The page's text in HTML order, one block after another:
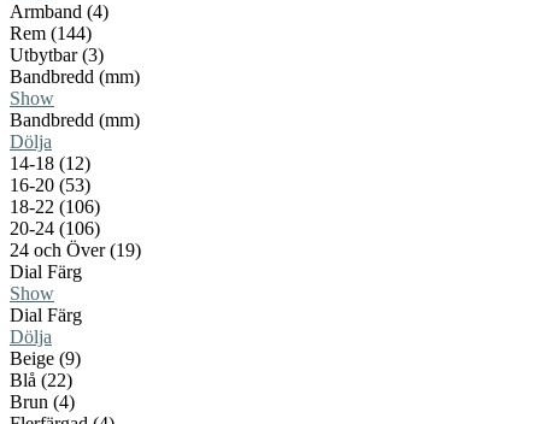
Armband (4)
Rem (144)
Utbytbar (3)
Bandbredd (mm)
Show
Bandbredd (mm)
Dölja
14-18 (12)
16-20 (53)
18-22 (106)
20-24 (106)
24 och Över (19)
Dial Färg
Show
Dial Färg
Dölja
Beige (9)
Blå (22)
Brun (4)